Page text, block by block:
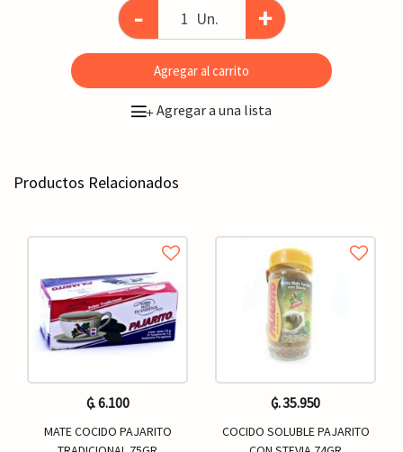
- Un. +
Agregar al carrito
+Agregar a una lista
Productos Relacionados
₲. 6.100
MATE COCIDO PAJARITO
₲. 35.950
COCIDO SOLUBLE PAJARITO